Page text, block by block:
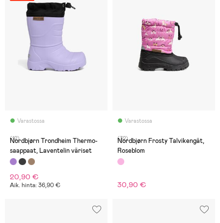
Varastossa
(12)
Nordbjørn Trondheim Thermo-
saappaat, Laventelin väriset
20,90 €
Aik. hinta: 36,90 €
Varastossa
(32)
Nordbjørn Frosty Talvikengät,
Roseblom
30,90 €